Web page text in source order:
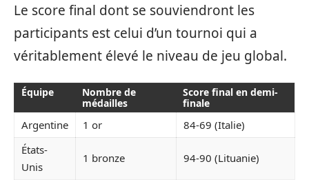
Le score final dont se souviendront les
participants est celui d’un tournoi qui a
véritablement élevé le niveau de jeu global.
Équipe
Nombre de
médailles
Score final en demi-
finale
Argentine 1 or
84-69 (Italie)
États-
Unis
1 bronze 94-90 (Lituanie)